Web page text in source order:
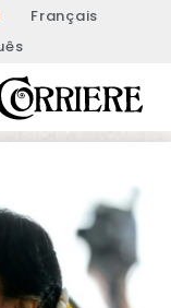
Français